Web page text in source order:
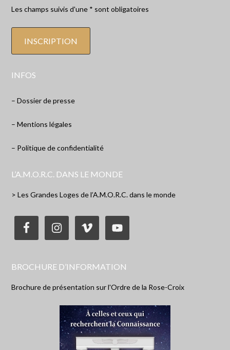
Les champs suivis d'une * sont obligatoires
INFOS
– Dossier de presse
– Mentions légales
– Politique de confidentialité
L’A.M.O.R.C. DANS LE MONDE
> Les Grandes Loges de l’A.M.O.R.C. dans le monde
BROCHURE D’INFORMATION
Brochure de présentation sur l'Ordre de la Rose-Croix